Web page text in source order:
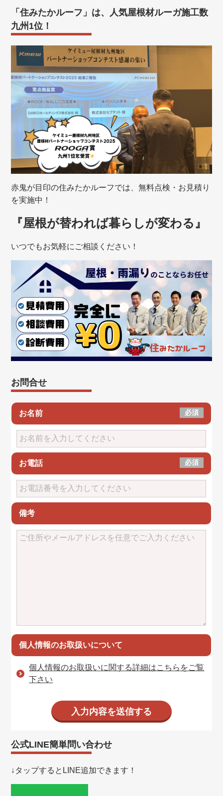
「住みたかルーフ」は、人気屋根材ルーガ施工数
九州1位！
赤鬼が目印の住みたかルーフでは、無料点検・お見積り
を実施中！
『屋根が替われば暮らしが変わる』
いつでもお気軽にご相談ください！
お問合せ
お名前 必須
お電話 必須
備考
個人情報のお取扱いについて
個人情報のお取扱いに関する詳細はこちらをご覧
下さい
公式LINE簡単問い合わせ
↓タップするとLINE追加できます！